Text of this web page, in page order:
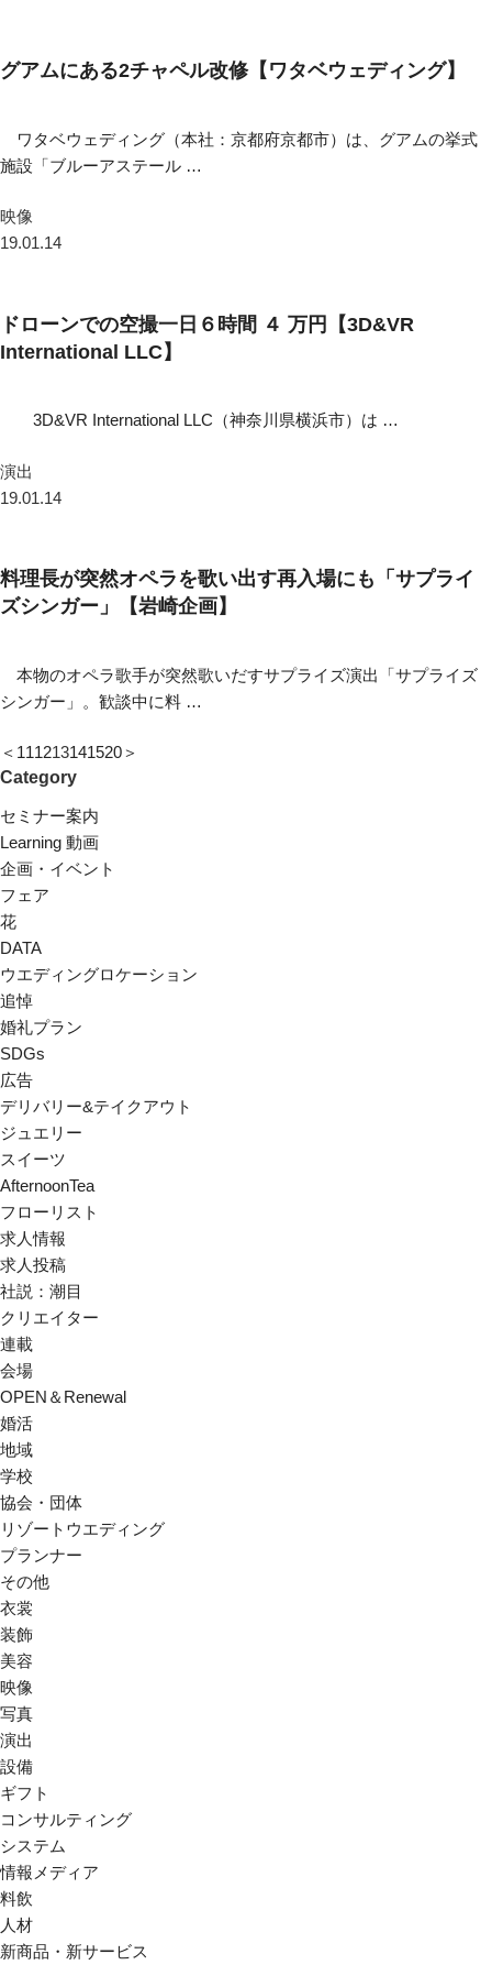
グアムにある2チャペル改修【ワタベウェディング】
ワタベウェディング（本社：京都府京都市）は、グアムの挙式
施設「ブルーアステール …
映像
19.01.14
ドローンでの空撮一日６時間 ４ 万円【3D&VR
International LLC】
3D&VR International LLC（神奈川県横浜市）は …
演出
19.01.14
料理長が突然オペラを歌い出す再入場にも「サプライ
ズシンガー」【岩崎企画】
本物のオペラ歌手が突然歌いだすサプライズ演出「サプライズ
シンガー」。歓談中に料 …
＜ 111213141520＞
Category
セミナー案内
Learning 動画
企画・イベント
フェア
花
DATA
ウエディングロケーション
追悼
婚礼プラン
SDGs
広告
デリバリー&テイクアウト
ジュエリー
スイーツ
AfternoonTea
フローリスト
求人情報
求人投稿
社説：潮目
クリエイター
連載
会場
OPEN＆Renewal
婚活
地域
学校
協会・団体
リゾートウエディング
プランナー
その他
衣裳
装飾
美容
映像
写真
演出
設備
ギフト
コンサルティング
システム
情報メディア
料飲
人材
新商品・新サービス